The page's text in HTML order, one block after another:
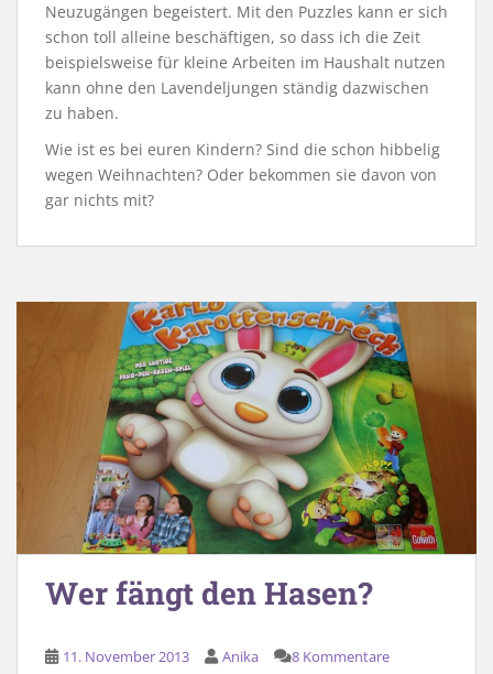
Neuzugängen begeistert. Mit den Puzzles kann er sich
schon toll alleine beschäftigen, so dass ich die Zeit
beispielsweise für kleine Arbeiten im Haushalt nutzen
kann ohne den Lavendeljungen ständig dazwischen
zu haben.
Wie ist es bei euren Kindern? Sind die schon hibbelig
wegen Weihnachten? Oder bekommen sie davon von
gar nichts mit?
Wer fängt den Hasen?
11. November 2013 Anika 8 Kommentare